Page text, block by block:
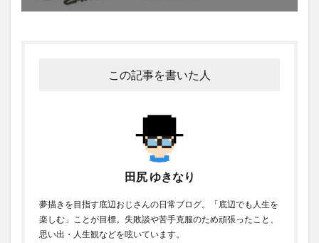
この記事を書いた人
田尻 ゆきなり
夢描きを目指す底辺おじさんの日常ブログ。「底辺でも人生を
楽しむ」ことが目標。失敗談や苦手克服のため頑張ったこと、
思い出・人生観などを呟いています。